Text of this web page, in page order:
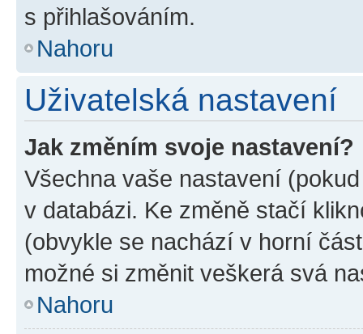
s přihlašováním.
Nahoru
Uživatelská nastavení
Jak změním svoje nastavení?
Všechna vaše nastavení
v databázi. Ke změně stačí
(obvykle se nachází v horní
možné si změnit veškerá svá
Nahoru